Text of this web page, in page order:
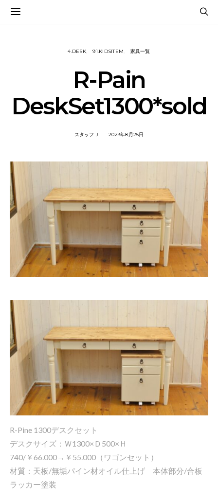
4.DESK 91.KIDSITEM 家具一覧
R-Pain
DeskSet1300*sold
スタッフＪ 2023年8月25日
R-Pine 1300デスクセット
デスクサイズ：Ｗ1300×Ｄ500×Ｈ
740/￥66.000→￥55.000（ワゴンセット）
材質：天板/無垢パイン材オイル仕上げ 本体部分/合板
ラッカー塗装